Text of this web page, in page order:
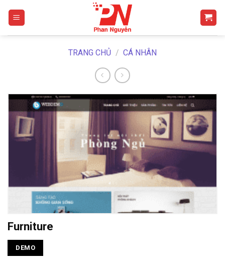
TRANG CHỦ / CÁ NHÂN
Furniture
DEMO